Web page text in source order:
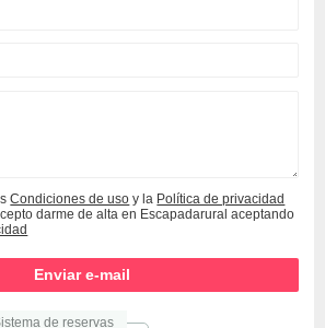
Condiciones de uso y la Política de privacidad
darme de alta en Escapadarural aceptando
de reservas